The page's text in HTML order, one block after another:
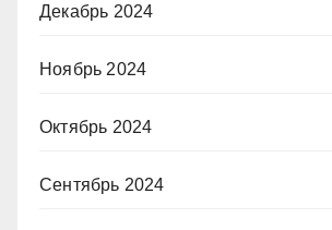
Декабрь 2024
Ноябрь 2024
Октябрь 2024
Сентябрь 2024